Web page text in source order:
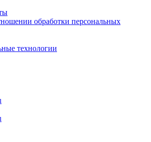
обработки персональных
технологии